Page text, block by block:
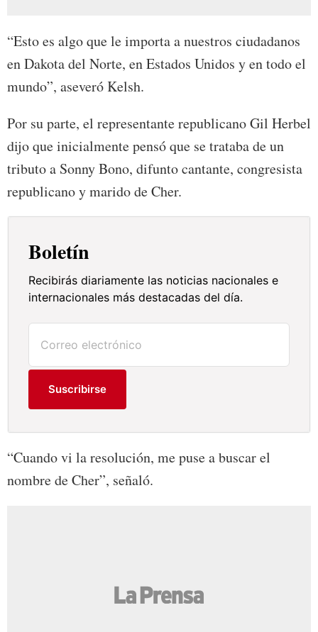
“Esto es algo que le importa a nuestros ciudadanos
en Dakota del Norte, en Estados Unidos y en todo el
mundo”, aseveró Kelsh.
Por su parte, el representante republicano Gil Herbel
dijo que inicialmente pensó que se trataba de un
tributo a Sonny Bono, difunto cantante, congresista
republicano y marido de Cher.
Boletín
Recibirás diariamente las noticias nacionales e
internacionales más destacadas del día.
Suscribirse
“Cuando vi la resolución, me puse a buscar el
nombre de Cher”, señaló.